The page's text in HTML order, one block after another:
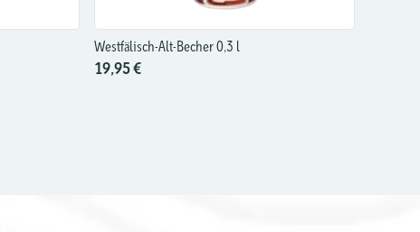
Westfälisch-Alt-Becher 0,3 l
19,95 €